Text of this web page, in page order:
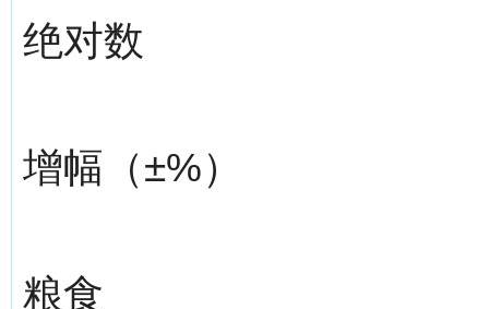
绝对数
增幅（±%）
粮食